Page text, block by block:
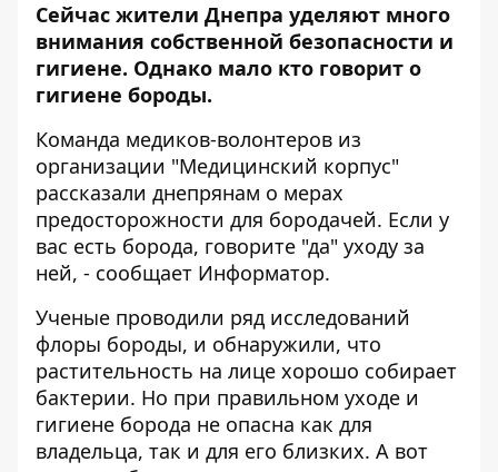
Сейчас жители Днепра уделяют много
внимания собственной безопасности и
гигиене. Однако мало кто говорит о
гигиене бороды.
Команда медиков-волонтеров из
организации "Медицинский корпус"
рассказали днепрянам о мерах
предосторожности для бородачей. Если у
вас есть борода, говорите "да" уходу за
ней, - сообщает Информатор.
Ученые проводили ряд исследований
флоры бороды, и обнаружили, что
растительность на лице хорошо собирает
бактерии. Но при правильном уходе и
гигиене борода не опасна как для
владельца, так и для его близких. А вот